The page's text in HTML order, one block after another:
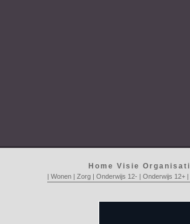
Home Visie
| Wonen | Zorg | Onderwijs 12- | Onderwijs 12+ |